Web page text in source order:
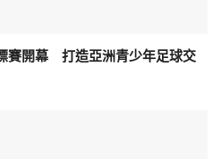
賽開幕 打造亞洲青少年足球交